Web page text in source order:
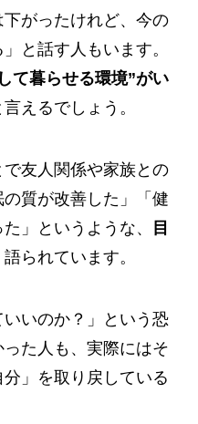
がったけれど、今の
と話す人もいます。
て暮らせる環境”がい
えるでしょう。
友人関係や家族との
質が改善した」「健
」というような、
目
語られています。
いのか？」という恐
た人も、実際にはそ
」を取り戻している